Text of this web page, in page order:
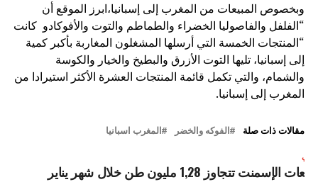
وبخصوص المبيعات من المغرب إلى إسبانيا،ابرز الموقع أن
“الفلفل والفاصوليا الخضراء والطماطم والتوت والأفوكادو كانت
“المنتجات الخمسة التي أرسلها المشغلون المغاربة بأكبر كمية
إلى إسبانيا، تليها التوت الأزرق والبطيخ والخيار والكوسة
والشمام، والتي تكمل قائمة المنتجات العشرة الأكثر استيرادا من
المغرب إلى إسبانيا.
مقالات ذات صلة الفوكه والخضر المغرب اسبانيا
الإسمنت تتجاوز 1,28 مليون طن خلال شهر يناير